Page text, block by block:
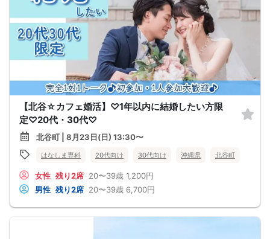
【北谷☆カフェ婚活】♡1年以内に結婚したい方限
定♡20代・30代♡
北谷町 | 8月23日(日) 13:30〜
はなしま専科 20代向け 30代向け 沖縄県 北谷町
女性 残り2席 20〜39歳 1,200円
男性 残り2席 20〜39歳 6,700円